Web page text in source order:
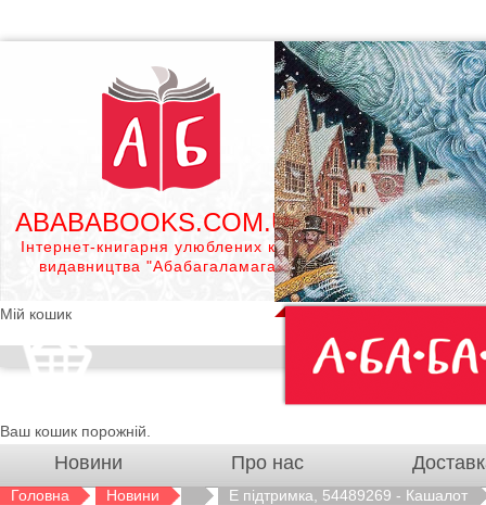
ABABABOOKS.COM.UA
Інтернет-книгарня улюблених книг
видавництва "Абабагаламага"
Мій кошик
Ваш кошик порожній.
Новини Про нас
Головна Новини Е підтримка, 54489269 - Кашалот